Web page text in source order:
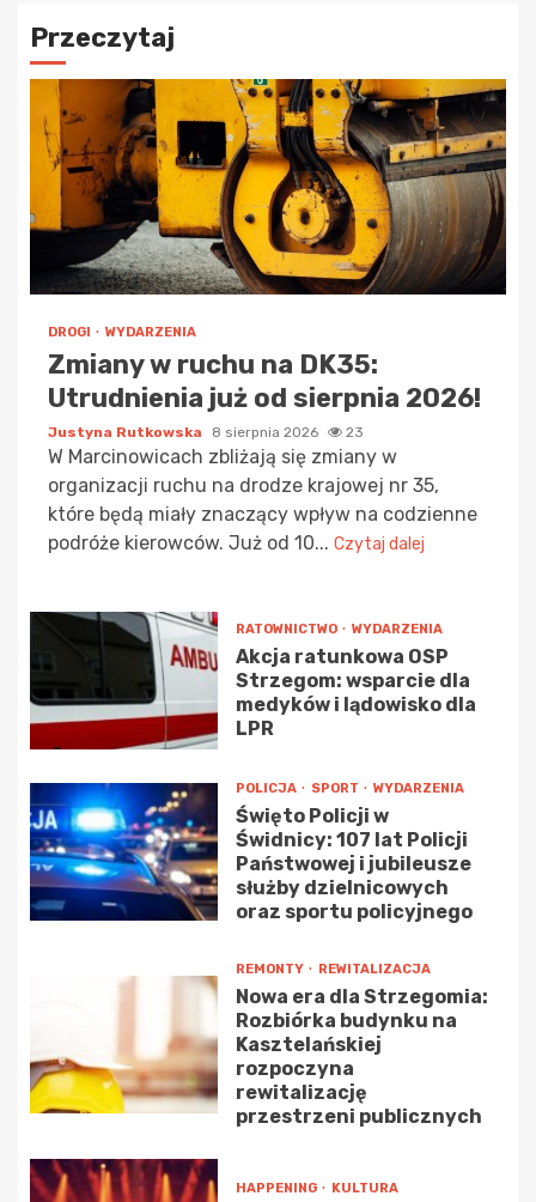
Przeczytaj
DROGI WYDARZENIA
Zmiany w ruchu na DK35:
Utrudnienia już od sierpnia 2026!
Justyna Rutkowska 8 sierpnia 2026 23
W Marcinowicach zbliżają się zmiany w
organizacji ruchu na drodze krajowej nr 35,
które będą miały znaczący wpływ na codzienne
podróże kierowców. Już od 10... Czytaj dalej
RATOWNICTWO WYDARZENIA
Akcja ratunkowa OSP
Strzegom: wsparcie dla
medyków i lądowisko dla
LPR
POLICJA SPORT WYDARZENIA
Święto Policji w
Świdnicy: 107 lat Policji
Państwowej i jubileusze
służby dzielnicowych
oraz sportu policyjnego
REMONTY REWITALIZACJA
Nowa era dla Strzegomia:
Rozbiórka budynku na
Kasztelańskiej
rozpoczyna
rewitalizację
przestrzeni publicznych
HAPPENING KULTURA